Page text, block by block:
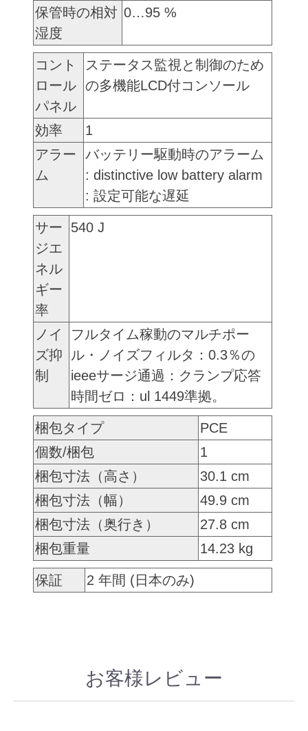
保管時の相対
湿度
0…95 %
コント
ロール
パネル
ステータス監視と制御のため
の多機能LCD付コンソール
効率
1
アラー
ム
バッテリー駆動時のアラーム
: distinctive low battery alarm
: 設定可能な遅延
サー
ジエ
ネル
ギー
率
540 J
ノイ
ズ抑
制
フルタイム稼動のマルチポー
ル・ノイズフィルタ：0.3％の
ieeeサージ通過：クランプ応答
時間ゼロ：ul 1449準拠。
梱包タイプ
PCE
個数/梱包
1
梱包寸法（高さ）
30.1 cm
梱包寸法（幅）
49.9 cm
梱包寸法（奥行き）
27.8 cm
梱包重量
14.23 kg
保証 2 年間 (日本のみ)
お客様レビュー